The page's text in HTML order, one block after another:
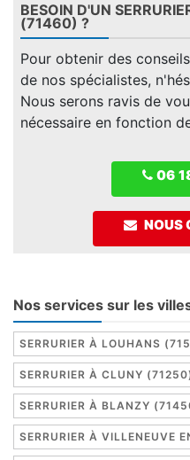
BESOIN D'UN
(71460) ?
Pour obtenir des
de nos spécialistes,
Nous serons ravis de
nécessaire en fonction
06
NOUS
Nos services sur les
SERRURIER À LOUHANS
SERRURIER À CLUNY
SERRURIER À BLANZY
SERRURIER À VILLENEUVE